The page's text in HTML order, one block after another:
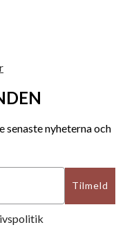
senaste nyheterna och
Tilmeld